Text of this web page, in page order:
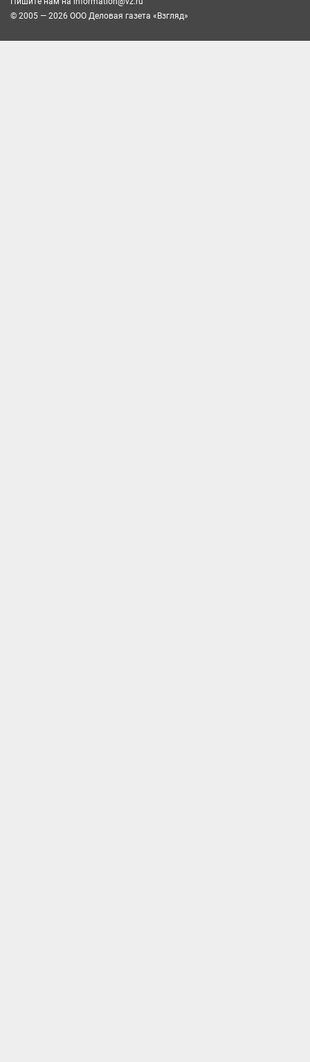
© 2005 — 2026 ООО Деловая газета «Взгляд»